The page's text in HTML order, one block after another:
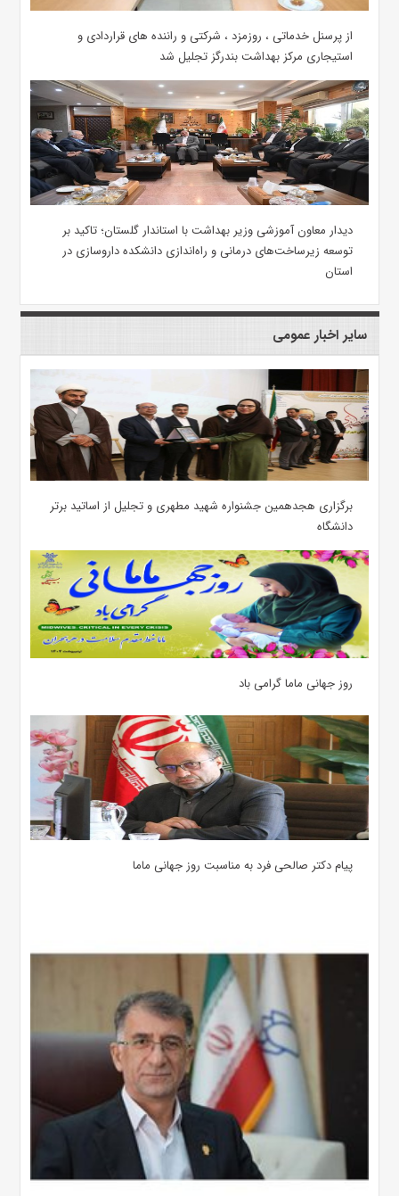
از پرسنل خدماتی ، روزمزد ، شرکتی و راننده های قراردادی و
استیجاری مرکز بهداشت بندرگز تجلیل شد
دیدار معاون آموزشی وزیر بهداشت با استاندار گلستان؛ تاکید بر
توسعه زیرساخت‌های درمانی و راه‌اندازی دانشکده داروسازی در
استان
سایر اخبار عمومی
برگزاری هجدهمین جشنواره شهید مطهری و تجلیل از اساتید برتر
دانشگاه
روز جهانی ماما گرامی باد
پیام دکتر صالحی فرد به مناسبت روز جهانی ماما